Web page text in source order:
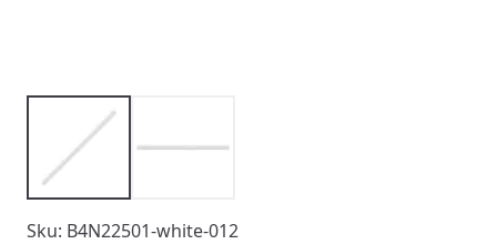
Sku: B4N22501-white-012